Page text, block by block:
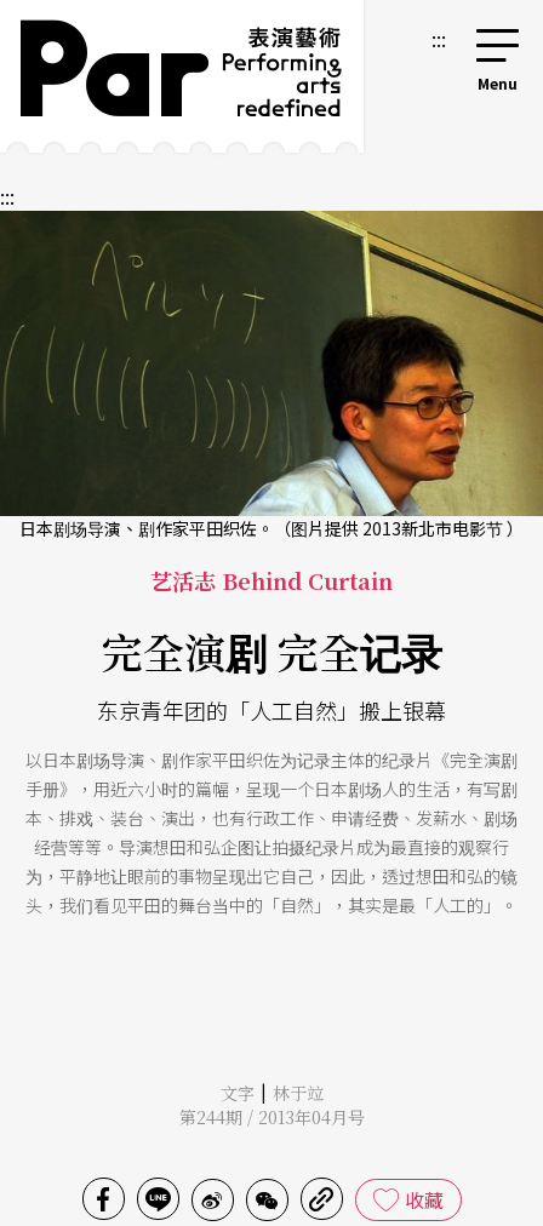
跳到主要内容区块
网站导览 :::
:::
日本剧场导演、剧作家平田织佐。（图片提供 2013新北市电影节 ）
艺活志 Behind Curtain
完全演剧 完全记录
东京青年团的「人工自然」搬上银幕
以日本剧场导演、剧作家平田织佐为记录主体的纪录片《完全演剧
手册》，用近六小时的篇幅，呈现一个日本剧场人的生活，有写剧
本、排戏、装台、演出，也有行政工作、申请经费、发薪水、剧场
经营等等。导演想田和弘企图让拍摄纪录片成为最直接的观察行
为，平静地让眼前的事物呈现出它自己，因此，透过想田和弘的镜
头，我们看见平田的舞台当中的「自然」，其实是最「人工的」。
文字 | 林于竝
第244期 / 2013年04月号
收藏